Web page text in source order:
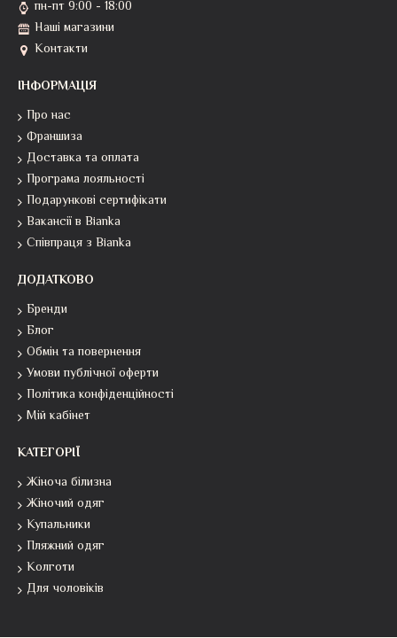
пн-пт 9:00 - 18:00
Наші магазини
Контакти
ІНФОРМАЦІЯ
Про нас
Франшиза
Доставка та оплата
Програма лояльності
Подарункові сертифікати
Вакансії в Bianka
Співпраця з Bianka
ДОДАТКОВО
Бренди
Блог
Обмін та повернення
Умови публічної оферти
Політика конфіденційності
Мій кабінет
КАТЕГОРІЇ
Жіноча білизна
Жіночий одяг
Купальники
Пляжний одяг
Колготи
Для чоловіків